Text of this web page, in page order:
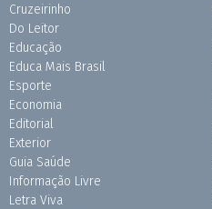
Cruzeirinho
Do Leitor
Educação
Educa Mais Brasil
Esporte
Economia
Editorial
Exterior
Guia Saúde
Informação Livre
Letra Viva